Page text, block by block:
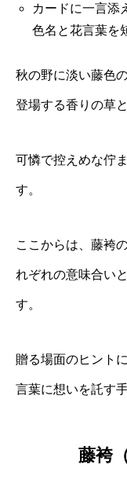
カードに一言添
色名と花言葉を
秋の野に淡い藤色
登場する香りの草
可憐で控えめな佇
す。
ここからは、藤袴
れぞれの意味合い
す。
贈る場面のヒント
言葉に想いを託す
藤袴